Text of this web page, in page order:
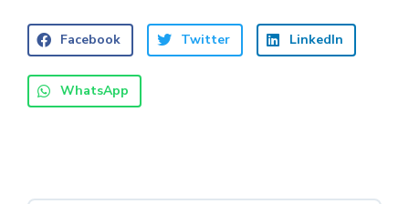
Facebook Twitter LinkedIn
WhatsApp